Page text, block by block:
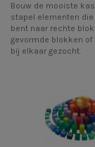
Bouw de mooiste
stapel elementen
bent naar rechte
gevormde blokken
bij elkaar gezocht.